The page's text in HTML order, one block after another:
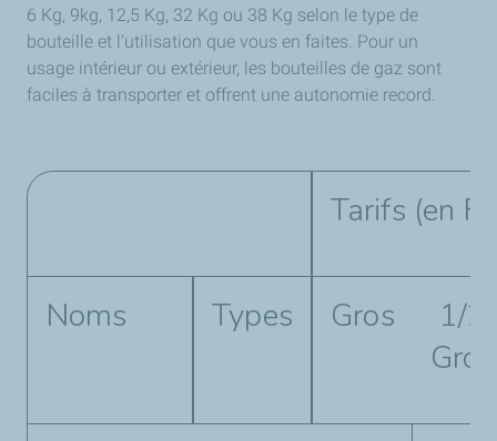
6 Kg, 9kg, 12,5 Kg, 32 Kg ou 38 Kg selon le type de
bouteille et l'utilisation que vous en faites. Pour un
usage intérieur ou extérieur, les bouteilles de gaz sont
faciles à transporter et offrent une autonomie record.
Tarifs (en
Noms Types Gros
1/2
Gros